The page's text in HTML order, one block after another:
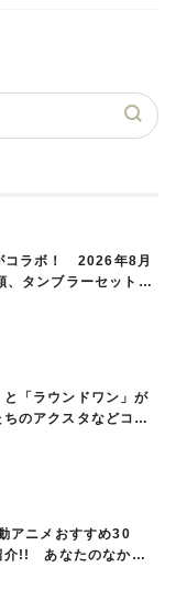
コラボ！ 2026年8月
タンブラーセットな
と「ラウンドワン」が
のアクスタなどコラ
アニメおすすめ30
介!! あなたのなかの